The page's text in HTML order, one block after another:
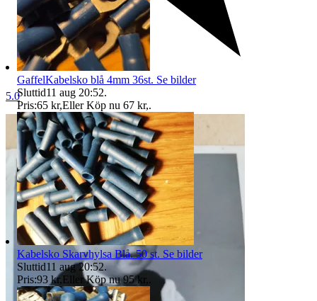
5.0
GaffelKabelsko blå 4mm 36st. Se bilder
Sluttid11 aug 20:52.
Pris:65 kr,Eller Köp nu 67 kr,.
Kabelsko Skarvhylsa Blå. 50 st. Se bilder
Sluttid11 aug 20:52.
Pris:93 kr,Eller Köp nu 95 kr ,